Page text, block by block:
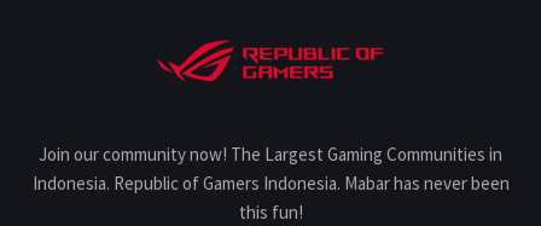
Join our community now! The Largest Gaming Communities in
Indonesia. Republic of Gamers Indonesia. Mabar has never been
this fun!